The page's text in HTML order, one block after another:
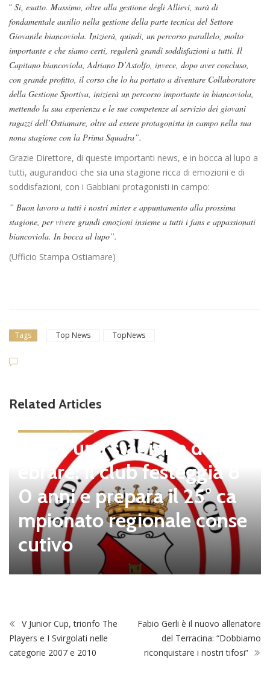
“ Si, esatto. Massimo, oltre alla gestione degli Allievi, sarà di
fondamentale ausilio nella gestione della parte tecnica del Settore
Giovanile biancoviola. Inizierà, quindi, un percorso parallelo, molto
importante e che siamo certi, regalerà grandi soddisfazioni a tutti. Il
Capitano biancoviola, Adriano D’Astolfo, invece, dopo aver concluso,
con grande profitto, il corso che lo ha portato a diventare Collaboratore
della Gestione Sportiva, inizierà un percorso importante in biancoviola,
mettendo la sua esperienza e le sue competenze al servizio dei giovani
ragazzi dell’Ostiamare, oltre ad essere protagonista in campo nella sua
nona stagione con la Prima Squadra”.
Grazie Direttore, di queste importanti news, e in bocca al lupo a
tutti, augurandoci che sia una stagione ricca di emozioni e di
soddisfazioni, con i Gabbiani protagonisti in campo:
” Buon lavoro a tutti i nostri mister e appuntamento alla prossima
stagione, per vivere grandi emozioni insieme a tutti i fans e appassionati
biancoviola. In bocca al lupo”.
(Ufficio Stampa Ostiamare)
Tags Top News TopNews
Related Articles
Tolfa, una stagione da cel
ebrare: il club festeggia 8
0 anni e prepara il 25° ca
mpionato regionale conse
cutivo
V Junior Cup, trionfo The
Players e I Svirgolati nelle
categorie 2007 e 2010
Fabio Gerli è il nuovo allenatore
del Terracina: “Dobbiamo
riconquistare i nostri tifosi”